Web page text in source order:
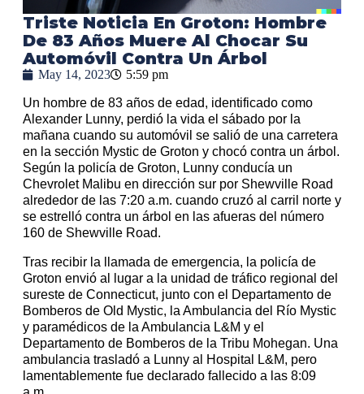
Triste Noticia En Groton: Hombre
De 83 Años Muere Al Chocar Su
Automóvil Contra Un Árbol
May 14, 2023 5:59 pm
Un hombre de 83 años de edad, identificado como
Alexander Lunny, perdió la vida el sábado por la
mañana cuando su automóvil se salió de una carretera
en la sección Mystic de Groton y chocó contra un árbol.
Según la policía de Groton, Lunny conducía un
Chevrolet Malibu en dirección sur por Shewville Road
alrededor de las 7:20 a.m. cuando cruzó al carril norte y
se estrelló contra un árbol en las afueras del número
160 de Shewville Road.
Tras recibir la llamada de emergencia, la policía de
Groton envió al lugar a la unidad de tráfico regional del
sureste de Connecticut, junto con el Departamento de
Bomberos de Old Mystic, la Ambulancia del Río Mystic
y paramédicos de la Ambulancia L&M y el
Departamento de Bomberos de la Tribu Mohegan. Una
ambulancia trasladó a Lunny al Hospital L&M, pero
lamentablemente fue declarado fallecido a las 8:09